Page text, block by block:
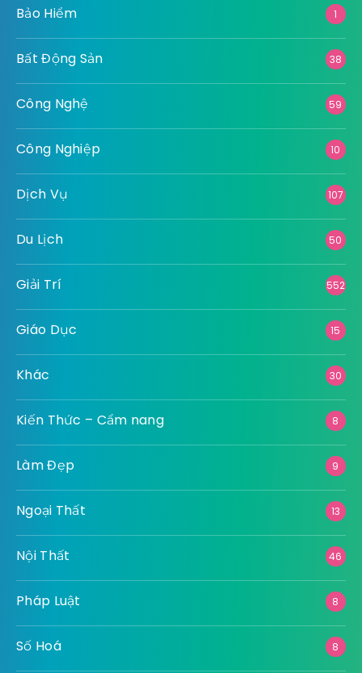
Bảo Hiểm 1
Bất Động Sản 38
Công Nghệ 59
Công Nghiệp 10
Dịch Vụ 107
Du Lịch 50
Giải Trí 552
Giáo Dục 15
Khác 30
Kiến Thức – Cẩm nang 8
Làm Đẹp 9
Ngoại Thất 13
Nội Thất 46
Pháp Luật 8
Số Hoá 8